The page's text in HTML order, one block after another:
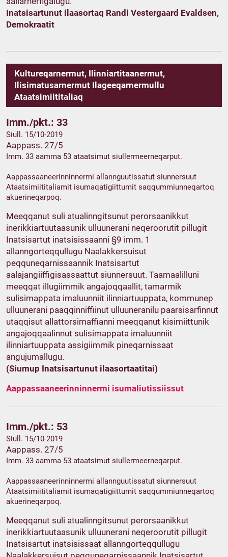
Inatsisartunut ilaasortaq Randi Vestergaard Evaldsen,
Demokraatit
Kultureqarnermut, Ilinniartitaanermut,
Ilisimatusarnermut Ilageeqarnermullu
Ataatsimiititaliaq
Imm./pkt.: 33
Siull. 15/10-2019
Aappass. 27/5
Imm. 33 aamma 53 ataatsimut siullermeerneqarput.
Aappassaaneerinninnermi allannguutissatut siunnersuut
Ataatsimiititaliamit isumaqatigiittumit saqqummiunneqartoq
akuerineqarpoq.
Meeqqanut suli atualinngitsunut perorsaanikkut
inerikkiartuutaasunik ulluunerani neqeroorutit pillugit
Inatsisartut inatsisissaanni §9 imm. 1
allanngorteqqullugu Naalakkersuisut
peqquneqarnissaannik Inatsisartut
aalajangiiffigisassaattut siunnersuut. Taamaalilluni
meeqqat illugiimmik angajoqqaallit, tamarmik
sulisimappata imaluunniit ilinniartuuppata, kommunep
ulluunerani paaqqinniffiinut ulluuneranilu paarsisarfinnut
utaqqisut allattorsimaffianni meeqqanut kisimiittunik
angajoqqaalinnut sulisimappata imaluunniit
ilinniartuuppata assigiimmik pineqarnissaat
angujumallugu.
(Siumup Inatsisartunut ilaasortaatitai)
Aappassaaneerinninnermi isumaliutissiissut
Imm./pkt.: 53
Siull. 15/10-2019
Aappass. 27/5
Imm. 33 aamma 53 ataatsimut siullermeerneqarput.
Aappassaaneerinninnermi allannguutissatut siunnersuut
Ataatsimiititaliamit isumaqatigiittumit saqqummiunneqartoq
akuerineqarpoq.
Meeqqanut suli atualinngitsunut perorsaanikkut
inerikkiartuutaasunik ulluunerani neqeroorutit pillugit
Inatsisartut inatsisissaat allanngorteqqullugu